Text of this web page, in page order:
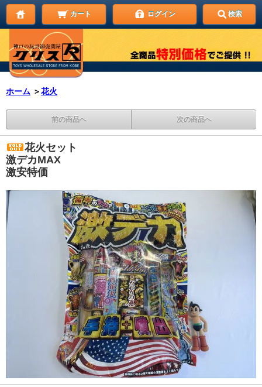
カート ログイン 検索
ホーム ＞花火
前の商品へ 次の商品へ
花火セット
激デカMAX
激安特価